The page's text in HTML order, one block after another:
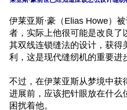
伊莱亚斯·豪（Elias Howe）
者，实际上他很可能是改良了
其双线连锁缝法的设计，获得
利，这是现代缝纫机的重要进
不过，在伊莱亚斯从梦境中获
进展前，应该把针眼放在什么
困扰着他。